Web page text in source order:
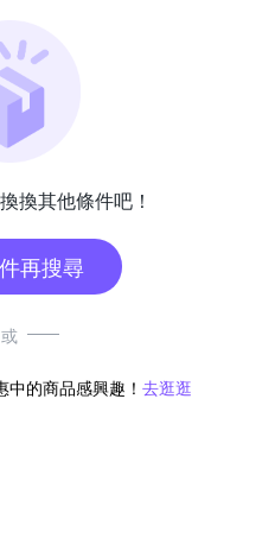
換其他條件吧！
再搜尋
或
的商品感興趣！ 去逛逛